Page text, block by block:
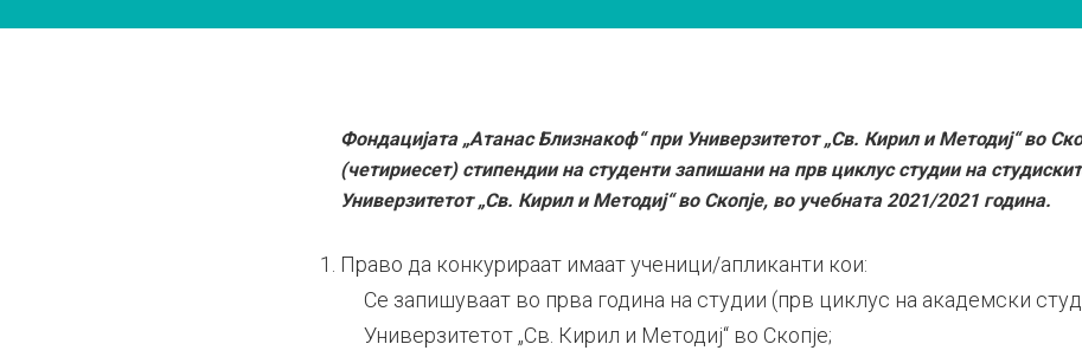
Фондацијата „Атанас Близнакоф“ при Универзитетот „Св. Кирил и Методиј“ во
(четириесет) стипендии на студенти запишани на прв циклус студии на
Универзитетот „Св. Кирил и Методиј“ во Скопје, во учебната 2021/2021 година.
Право да конкурираат имаат ученици/апликанти кои:
Се запишуваат во прва година на студии (прв циклус на академски
Универзитетот „Св. Кирил и Методиј“ во Скопје;